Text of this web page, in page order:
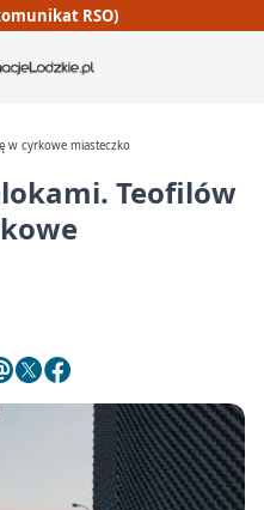
RSO)
w cyrkowe miasteczko
Teofilów